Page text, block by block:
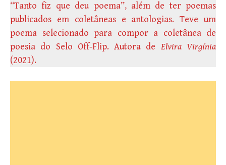
“Tanto fiz que deu poema”, além de ter poemas
publicados em coletâneas e antologias. Teve um
poema selecionado para compor a coletânea de
poesia do Selo Off-Flip. Autora de Elvira Virgínia
(2021).